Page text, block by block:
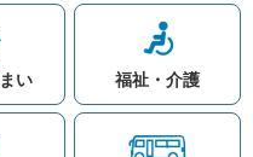
い 福祉・介護